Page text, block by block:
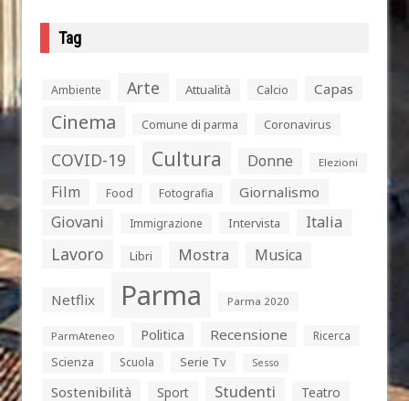
Tag
Ambiente Arte Attualità Calcio Capas
Cinema Comune di parma Coronavirus
COVID-19 Cultura Donne Elezioni
Film Food Fotografia Giornalismo
Giovani Immigrazione Intervista Italia
Lavoro Libri Mostra Musica
Netflix Parma Parma 2020
ParmAteneo Politica Recensione
Ricerca
Scienza
Scuola Serie Tv Sesso
Sostenibilità Sport Studenti Teatro